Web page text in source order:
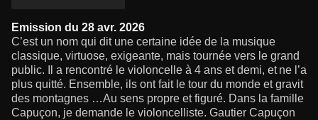
Emission du 28 avr. 2026
C’est un nom qui dit une certaine idée de la musique
classique, virtuose, exigeante, mais tournée vers le grand
public. Il a rencontré le violoncelle à 4 ans et demi, et ne l’a
plus quitté. Ensemble, ils ont fait le tour du monde et gravit
des montagnes …Au sens propre et figuré. Dans la famille
Capuçon, je demande le violoncelliste. Gautier Capuçon